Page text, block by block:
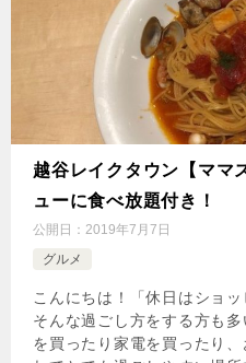
越谷レイクタウン【ママ
ューに食べ放題付き！
公開日： 2019年7月7日
グルメ
こんにちは！「休日はショ
そんな過ごし方をする方も
を買ったり家電を買ったり